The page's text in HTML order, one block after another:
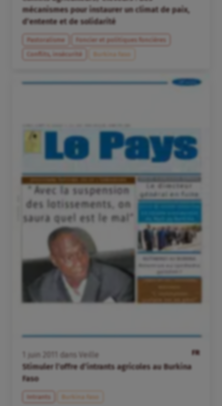
mécanismes pour instaurer un climat de paix,
d’entente et de solidarité
Pastoralisme
Foncier et politiques foncières
Conflits, insécurité
Burkina Faso
FR
juin dans
Veille
Stimuler l’offre d’intrants agricoles au Burkina
Faso
Intrants Burkina Faso